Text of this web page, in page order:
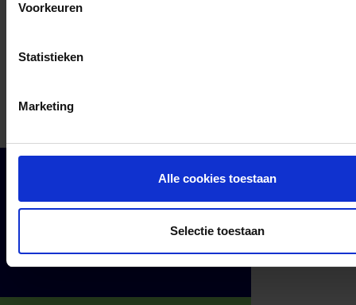
Voorkeuren
Statistieken
Marketing
Alle cookies toestaan
Selectie toestaan
Klantenservice
Over ons